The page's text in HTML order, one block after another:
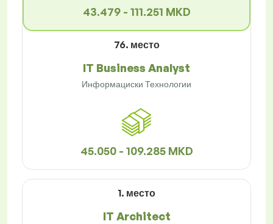
43.479 - 111.251 MKD
76. место
IT Business Analyst
Информациски Технологии
45.050 - 109.285 MKD
1. место
IT Architect